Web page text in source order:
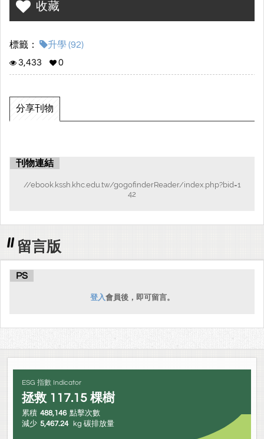
收藏
標籤：
升學 (92)
3,433
0
分享刊物
刊物連結
//ebook.kssh.khc.edu.tw/gogofinderReader/index.php?bid=1
42
留言版
PS
登入會員後，即可留言。
ESG 指數 Indicator
拯救 117.15 棵樹
累積 488,146 點擊次數
減少 5,467.24 kg 碳排放量